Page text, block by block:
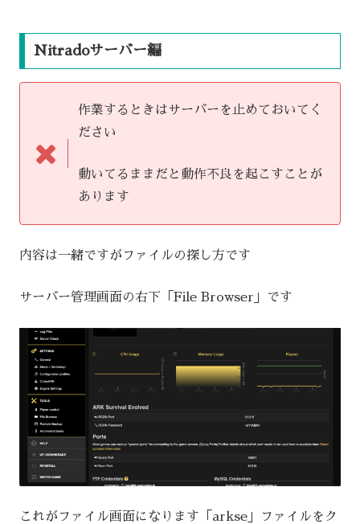
Nitradoサーバー編
作業するときはサーバーを止めておいてく
ださい
動いてるままだと動作不良を起こすことが
あります
内容は一緒ですがファイルの探し方です
サーバー管理画面の右下「File Browser」です
これがファイル画面になります「arkse」ファイルをク